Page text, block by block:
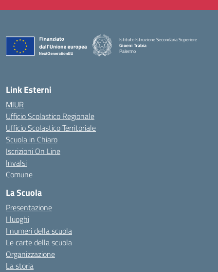
Istituto Istruzione Secondaria Superiore
Gioeni Trabia
Palermo
Link Esterni
MIUR
Ufficio Scolastico Regionale
Ufficio Scolastico Territoriale
Scuola in Chiaro
Iscrizioni On Line
Invalsi
Comune
La Scuola
Presentazione
I luoghi
I numeri della scuola
Le carte della scuola
Organizzazione
La storia